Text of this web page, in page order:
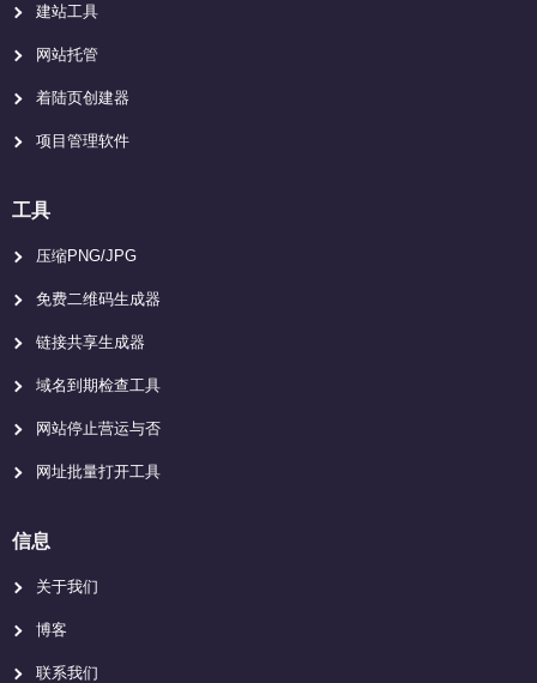
建站工具
网站托管
着陆页创建器
项目管理软件
工具
压缩PNG/JPG
免费二维码生成器
链接共享生成器
域名到期检查工具
网站停止营运与否
网址批量打开工具
信息
关于我们
博客
联系我们